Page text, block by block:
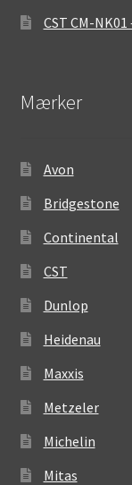
CST CM-
Mærker
Avon
Bridgestone
Continental
CST
Dunlop
Heidenau
Maxxis
Metzeler
Michelin
Mitas